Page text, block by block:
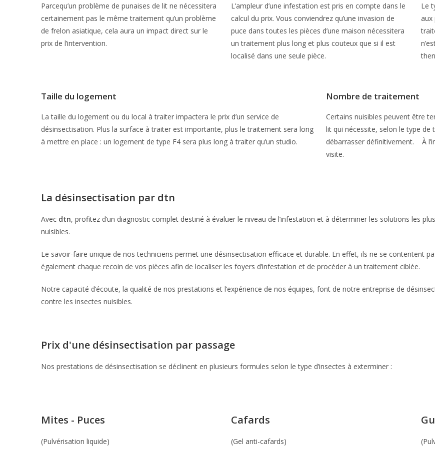
Parcequ’un problème de punaises de lit ne nécessitera
certainement pas le même traitement qu’un problème
de frelon asiatique, cela aura un impact direct sur le
prix de l’intervention.
L’ampleur d’une infestation est pris en compte dans le
calcul du prix. Vous conviendrez qu’une invasion de
puce dans toutes les pièces d’une maison nécessitera
un traitement plus long et plus couteux que si il est
localisé dans une seule pièce.
Le
aux
Taille du logement
La taille du logement ou du local à traiter impactera le prix d’un service de
désinsectisation. Plus la surface à traiter est importante, plus le traitement sera long
à mettre en place : un logement de type F4 sera plus long à traiter qu’un studio.
Nombre de traitement
Certains nuisibles peuvent être
lit qui nécessite, selon le type de
débarrasser définitivement. À
visite.
La désinsectisation par dtn
Avec dtn, profitez d’un diagnostic complet destiné à évaluer le niveau de l’infestation et à déterminer les solutions les
nuisibles.
Le savoir-faire unique de nos techniciens permet une désinsectisation efficace et durable. En effet, ils ne se contentent
également chaque recoin de vos pièces afin de localiser les foyers d’infestation et de procéder à un traitement ciblée.
Notre capacité d’écoute, la qualité de nos prestations et l’expérience de nos équipes, font de notre entreprise de
contre les insectes nuisibles.
Prix d'une désinsectisation par passage
Nos prestations de désinsectisation se déclinent en plusieurs formules selon le type d’insectes à exterminer :
Mites - Puces
(Pulvérisation liquide)
Cafards
(Gel anti-cafards)